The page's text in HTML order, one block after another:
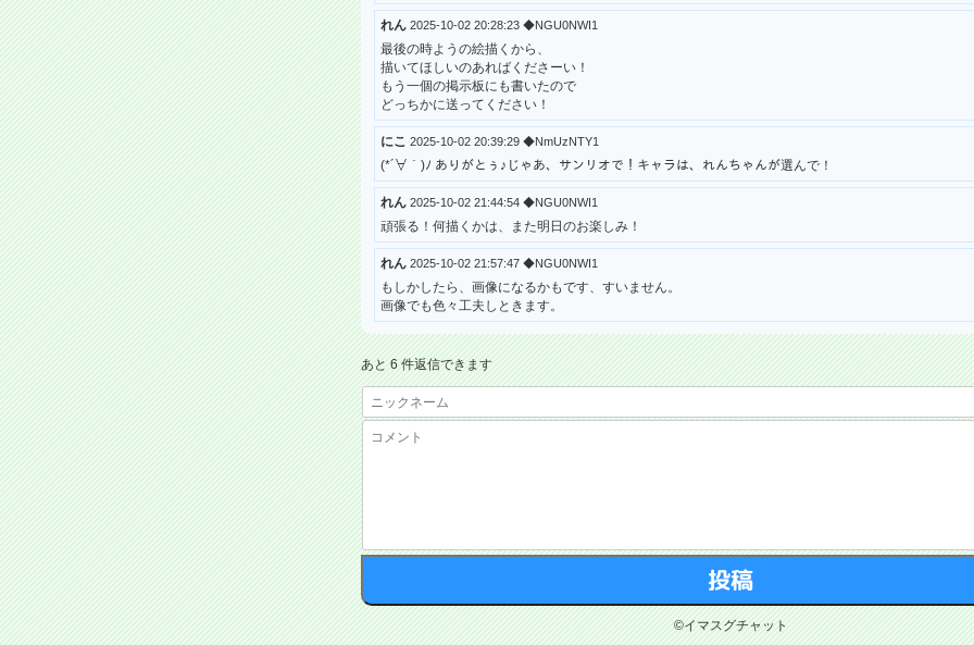
れん 2025-10-02 20:28:23 ◆NGU0NWI1
最後の時ようの絵描くから、
描いてほしいのあればくださーい！
もう一個の掲示板にも書いたので
どっちかに送ってください！
にこ 2025-10-02 20:39:29 ◆NmUzNTY1
(*´∀｀)ﾉ ありがとぅ♪じゃあ、サンリオで！キャラは、れんちゃんが選んで！
れん 2025-10-02 21:44:54 ◆NGU0NWI1
頑張る！何描くかは、また明日のお楽しみ！
れん 2025-10-02 21:57:47 ◆NGU0NWI1
もしかしたら、画像になるかもです、すいません。
画像でも色々工夫しときます。
あと 6 件返信できます
©イマスグチャット